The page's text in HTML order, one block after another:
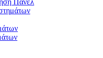
Πάνελ